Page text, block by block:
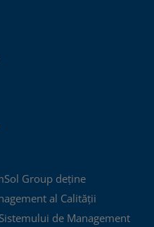
Group deține
al Calității
de Management